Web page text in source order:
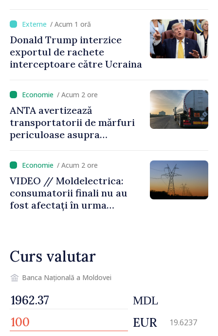
iar diaspora poate juca un
rol important în promovarea
și susținerea acestui
parcurs”
/ Acum 1 oră
Donald Trump interzice
exportul de rachete
interceptoare către Ucraina
/ Acum 2 ore
ANTA avertizează
transportatorii de mărfuri
periculoase asupra
caniculă
/ Acum 2 ore
VIDEO // Moldelectrica:
consumatorii finali nu au
fost afectați în urma
regim prioritar
Curs valutar
Banca Națională a Moldovei
MDL
EUR 19.6237